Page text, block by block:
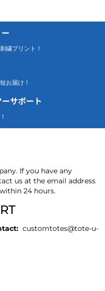
繍プリント！
お届け！
サポート
If you have any
us at the email address
24 hours.
customtotes@tote-u-